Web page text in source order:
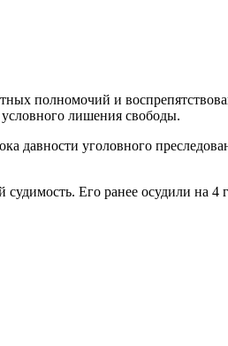
полномочий и
лишения свободы.
давности уголовного
Его ранее осудили на 4